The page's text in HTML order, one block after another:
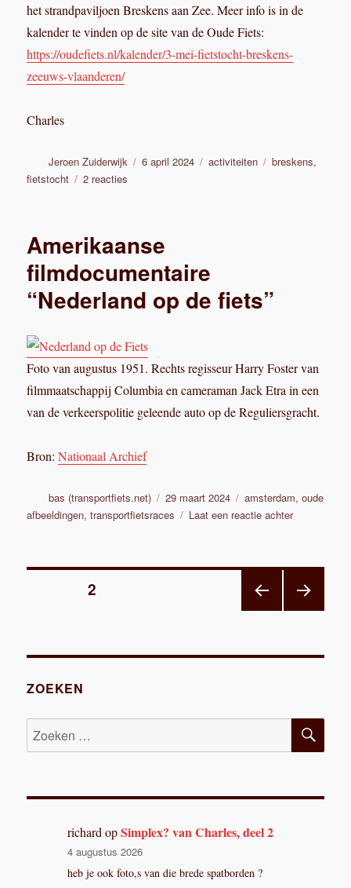
het strandpaviljoen Breskens aan Zee. Meer info is in de
kalender te vinden op de site van de Oude Fiets:
https://oudefiets.nl/kalender/3-mei-fietstocht-breskens-
zeeuws-vlaanderen/
Charles
Auteur
Jeroen Zuiderwijk
Geplaatst
6 april 2024 Categorieën
activiteiten Tags
breskens,
fietstocht
2 reacties
Breskens
Amerikaanse
filmdocumentaire
“Nederland op de fiets”
Foto van augustus 1951. Rechts regisseur Harry Foster van
filmmaatschappij Columbia en cameraman Jack Etra in een
van de verkeerspolitie geleende auto op de Reguliersgracht.
Bron:Nationaal Archief
Auteur
bas (transportfiets.net)
Geplaatst
op
29 maart 2024 Categorieën
amsterdam,oude
afbeeldingen,transportfietsraces Laat een reactie achterop
“Nederland
de
fiets”
Berichten
NA
PAGINA2
PAGI
ZOEKEN
Zoeken
naar:
richard opSimplex? van Charles, deel 2
4 augustus 2026
heb je ook foto,s van die brede spatborden ?